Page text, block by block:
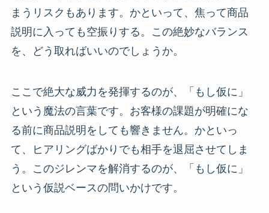
まうリスクもあります。かといって、焦って商品
説明に入っても空振りする。この絶妙なバランス
を、どう取ればいいのでしょうか。
ここで絶大な威力を発揮するのが、「もし仮に」
という魔法の言葉です。お客様の課題が明確にな
る前に商品説明をしても響きません。かといっ
て、ヒアリングばかりでも相手を退屈させてしま
う。このジレンマを解消するのが、「もし仮に」
という仮説ベースの問いかけです。